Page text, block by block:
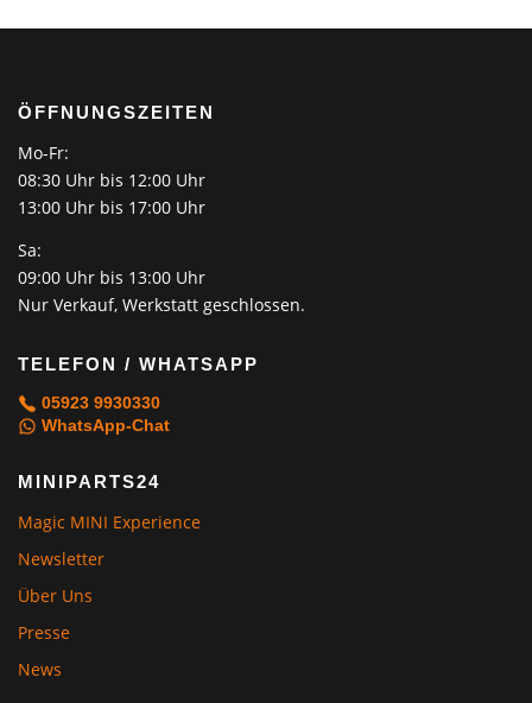
ÖFFNUNGSZEITEN
Mo-Fr:
08:30 Uhr bis 12:00 Uhr
13:00 Uhr bis 17:00 Uhr
Sa:
09:00 Uhr bis 13:00 Uhr
Nur Verkauf, Werkstatt geschlossen.
TELEFON / WHATSAPP
05923 9930330
WhatsApp-Chat
MINIPARTS24
Magic MINI Experience
Newsletter
Über Uns
Presse
News